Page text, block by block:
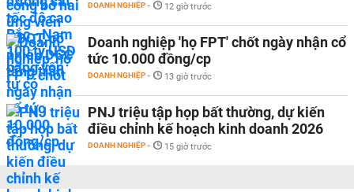
DOANH NGHIỆP - 12 giờ trước
Doanh nghiệp 'họ FPT' chốt ngày nhận cổ
tức 10.000 đồng/cp
DOANH NGHIỆP - 13 giờ trước
PNJ triệu tập họp bất thường, dự kiến
điều chỉnh kế hoạch kinh doanh 2026
DOANH NGHIỆP - 15 giờ trước